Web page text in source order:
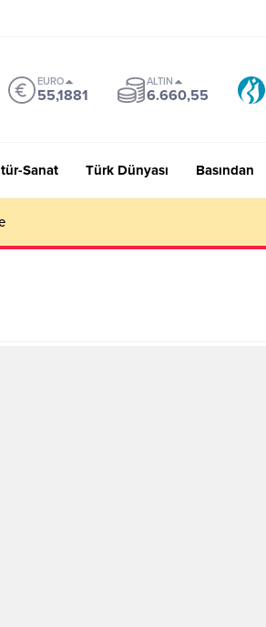
EURO
55,1881
ALTIN
6.660,55
Sanat Türk Dünyası Basından